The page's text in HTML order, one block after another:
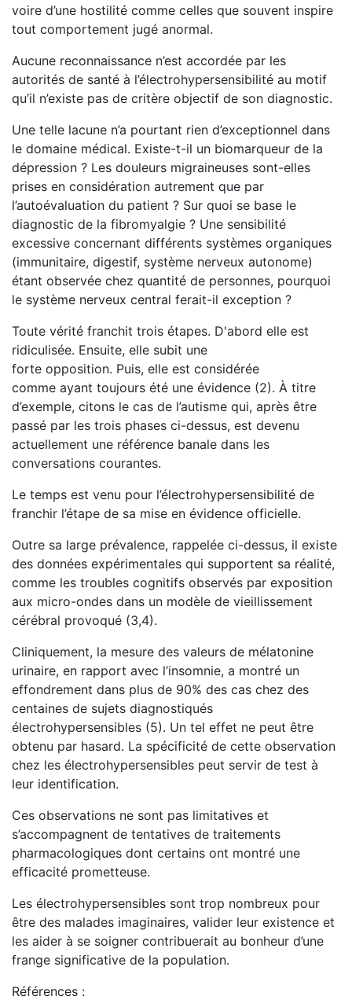
voire d’une hostilité comme celles que souvent inspire
tout comportement jugé anormal.
Aucune reconnaissance n’est accordée par les
autorités de santé à l’électrohypersensibilité au motif
qu’il n’existe pas de critère objectif de son diagnostic.
Une telle lacune n’a pourtant rien d’exceptionnel dans
le domaine médical. Existe-t-il un biomarqueur de la
dépression ? Les douleurs migraineuses sont-elles
prises en considération autrement que par
l’autoévaluation du patient ? Sur quoi se base le
diagnostic de la fibromyalgie ? Une sensibilité
excessive concernant différents systèmes organiques
(immunitaire, digestif, système nerveux autonome)
étant observée chez quantité de personnes, pourquoi
le système nerveux central ferait-il exception ?
Toute vérité franchit trois étapes. D'abord elle est
ridiculisée. Ensuite, elle subit une
forte opposition. Puis, elle est considérée
comme ayant toujours été une évidence (2). À titre
d’exemple, citons le cas de l’autisme qui, après être
passé par les trois phases ci-dessus, est devenu
actuellement une référence banale dans les
conversations courantes.
Le temps est venu pour l’électrohypersensibilité de
franchir l’étape de sa mise en évidence officielle.
Outre sa large prévalence, rappelée ci-dessus, il existe
des données expérimentales qui supportent sa réalité,
comme les troubles cognitifs observés par exposition
aux micro-ondes dans un modèle de vieillissement
cérébral provoqué (3,4).
Cliniquement, la mesure des valeurs de mélatonine
urinaire, en rapport avec l’insomnie, a montré un
effondrement dans plus de 90% des cas chez des
centaines de sujets diagnostiqués
électrohypersensibles (5). Un tel effet ne peut être
obtenu par hasard. La spécificité de cette observation
chez les électrohypersensibles peut servir de test à
leur identification.
Ces observations ne sont pas limitatives et
s’accompagnent de tentatives de traitements
pharmacologiques dont certains ont montré une
efficacité prometteuse.
Les électrohypersensibles sont trop nombreux pour
être des malades imaginaires, valider leur existence et
les aider à se soigner contribuerait au bonheur d’une
frange significative de la population.
Références :